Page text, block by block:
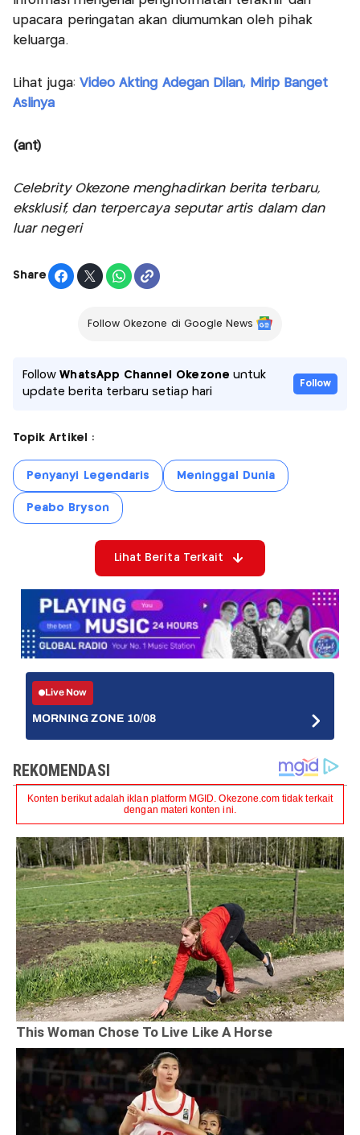
upacara peringatan akan diumumkan oleh pihak
keluarga.
Lihat juga: Video Akting Adegan Dilan, Mirip Banget
Aslinya
(ant)
Celebrity Okezone menghadirkan berita terbaru,
eksklusif, dan terpercaya seputar artis dalam dan
luar negeri
Share
Follow Okezone di Google News
FollowWhatsApp Channel Okezone untuk
update berita terbaru setiap hari
Follow
Topik Artikel :
Penyanyi Legendaris Meninggal Dunia
Peabo Bryson
Lihat Berita Terkait
Live Now
MORNING ZONE 10/08